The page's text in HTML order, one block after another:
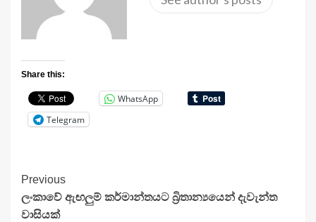
Share this:
WhatsApp
Telegram
Continue
Reading
Previous
ලංකාවේ ඇඟලුම් කර්මාන්තයට බ්‍රිතාන්‍යයෙන් දැවැන්ත
වාසියක්